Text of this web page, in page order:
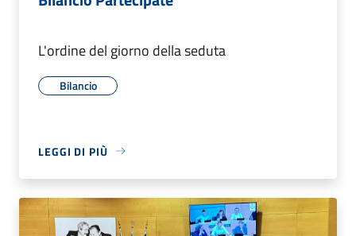
L'ordine del giorno della seduta
Bilancio
LEGGI DI PIÙ